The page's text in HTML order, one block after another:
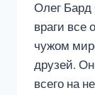
Олег Бард
враги все
чужом
друзей.
всего на